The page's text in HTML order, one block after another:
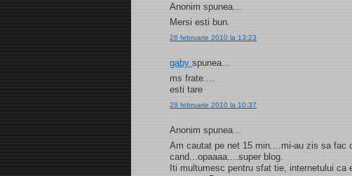
Anonim spunea...
Mersi esti bun.
26 februarie 2010 la 13:23
gabyspunea...
ms frate....
esti tare
28 februarie 2010 la 10:37
Anonim spunea...
Am cautat pe net 15 min....mi-au zis sa fac
cand...opaaaa....super blog.
Iti multumesc pentru sfat tie, internetului